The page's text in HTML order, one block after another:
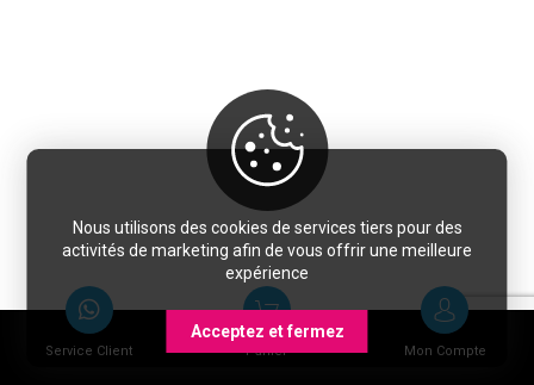
Service Client Panier Mon Compte
Nous utilisons des cookies de services tiers pour des
activités de marketing afin de vous offrir une meilleure
expérience
Acceptez et fermez